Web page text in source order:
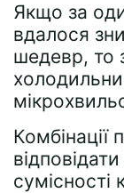
Якщо за
вдалося
шедевр, то
Комбінації
сумісності